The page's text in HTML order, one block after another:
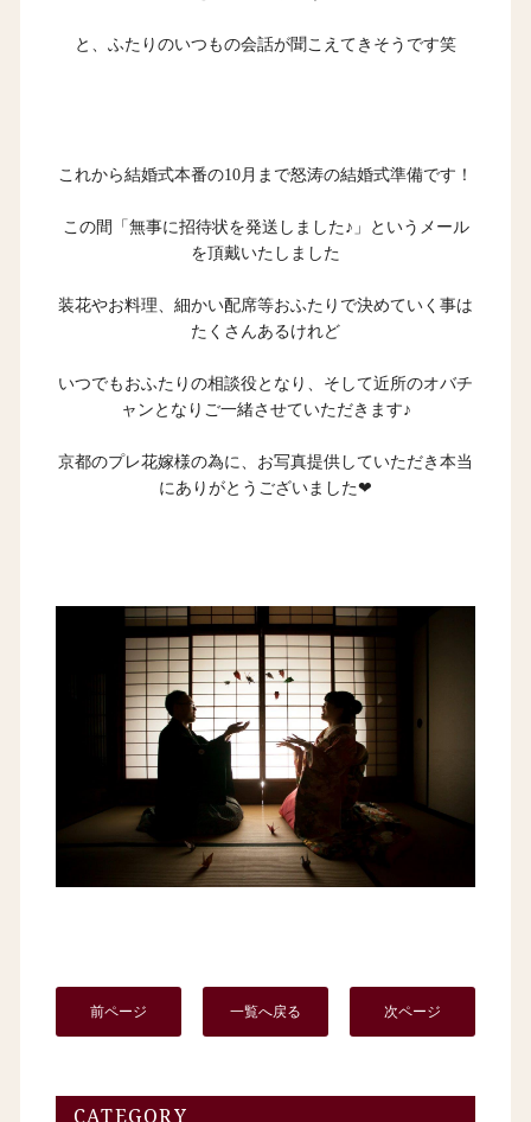
と、ふたりのいつもの会話が聞こえてきそうです笑
これから結婚式本番の10月まで怒涛の結婚式準備です！
この間「無事に招待状を発送しました♪」というメール
を頂戴いたしました
装花やお料理、細かい配席等おふたりで決めていく事は
たくさんあるけれど
いつでもおふたりの相談役となり、そして近所のオバチ
ャンとなりご一緒させていただきます♪
京都のプレ花嫁様の為に、お写真提供していただき本当
にありがとうございました❤
前ページ 一覧へ戻る 次ページ
CATEGORY